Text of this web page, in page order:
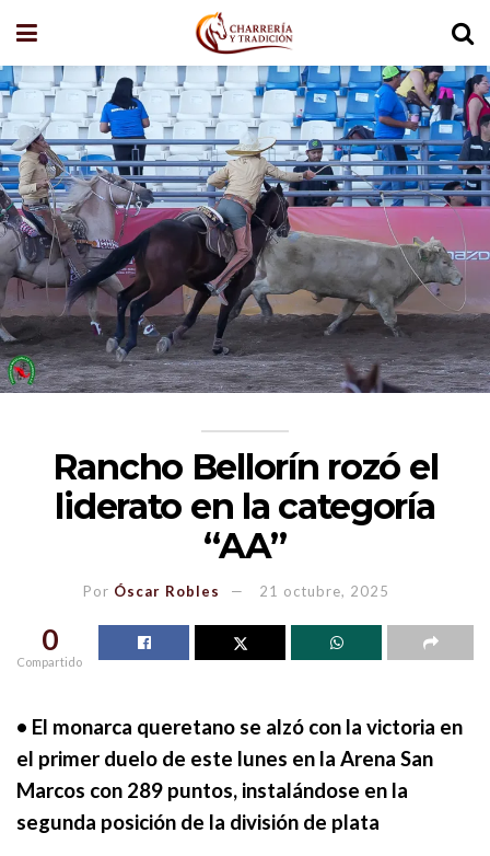
Rancho Bellorín rozó el
liderato en la categoría
“AA”
Por Óscar Robles 21 octubre, 2025
0
Compartido
• El monarca queretano se alzó con la victoria en
el primer duelo de este lunes en la Arena San
Marcos con 289 puntos, instalándose en la
segunda posición de la división de plata